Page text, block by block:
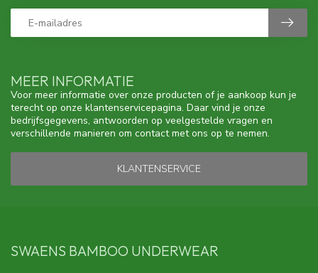
MEER INFORMATIE
Voor meer informatie over onze producten of je aankoop kun je
terecht op onze klantenservicepagina. Daar vind je onze
bedrijfsgegevens, antwoorden op veelgestelde vragen en
verschillende manieren om contact met ons op te nemen.
KLANTENSERVICE
SWAENS BAMBOO UNDERWEAR